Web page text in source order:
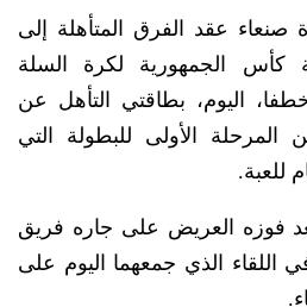
صنعاء عقد الفرق المتأهلة إلى
كأس الجمهورية لكرة السلة
اليوم، بطاقتي التأهل عن
الأولى للبطولة التي
للعبة.
فوزه العريض على جاره فريق
مايو بنتيجة 66 / 38 في اللقاء الذي جمعهما اليوم على